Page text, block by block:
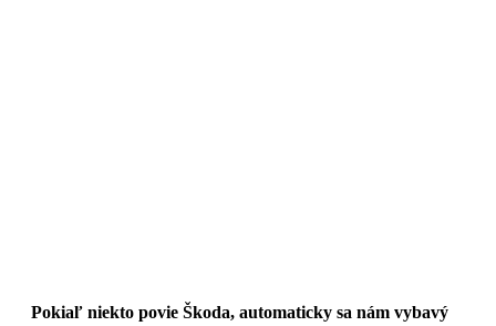
Pokiaľ niekto povie Škoda, automaticky sa nám vybavý